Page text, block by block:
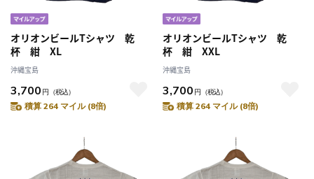
オリオンビールTシャツ 乾
杯 紺 XL
沖縄宝島
3,700 円 （税込）
積算 264 マイル (8倍)
オリオンビールTシャツ 乾
杯 紺 XXL
沖縄宝島
3,700 円 （税込）
積算 264 マイル (8倍)